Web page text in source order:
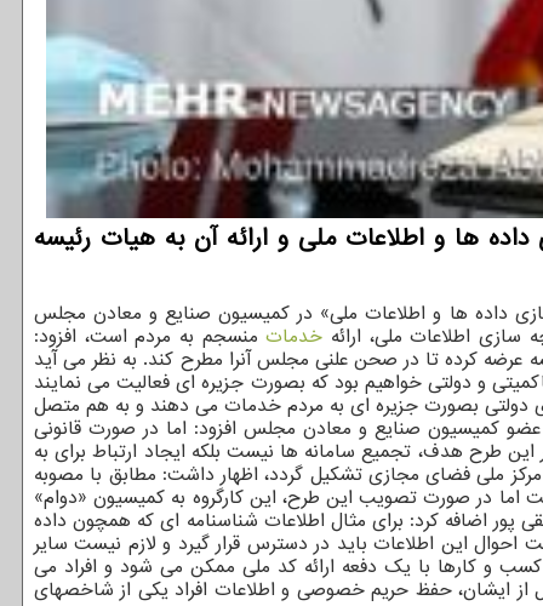
ها و اطلاعات ملی و ارائه آن به هیات رئیسه
سازی داده ها و اطلاعات ملی» در کمیسیون صنایع و معادن مجلس
اطلاعات ملی، ارائه خدماتمنسجم به مردم است، افزود:
کرده تا در صحن علنی مجلس آنرا مطرح کند. به نظر می آید
و دولتی خواهیم بود که بصورت جزیره ای فعالیت می نمایند
های دولتی بصورت جزیره ای به مردم خدمات می دهند و به هم متصل
عضو کمیسیون صنایع و معادن مجلس افزود: اما در صورت قانونی
طرح هدف، تجمیع سامانه ها نیست بلکه ایجاد ارتباط برای به
ملی فضای مجازی تشکیل گردد، اظهار داشت: مطابق با مصوبه
اما در صورت تصویب این طرح، این کارگروه به کمیسیون «دوام»
پور اضافه کرد: برای مثال اطلاعات شناسنامه ای که همچون داده
این اطلاعات باید در دسترس قرار گیرد و لازم نیست سایر
کسب و کارها با یک دفعه ارائه کد ملی ممکن می شود و افراد می
از ایشان، حفظ حریم خصوصی و اطلاعات افراد یکی از شاخصهای